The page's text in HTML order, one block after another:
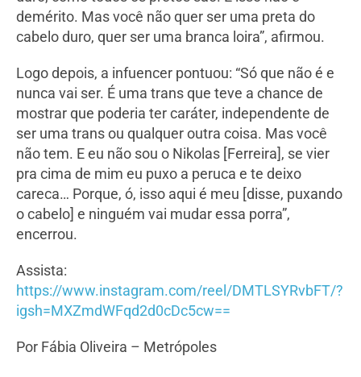
demérito. Mas você não quer ser uma preta do
cabelo duro, quer ser uma branca loira”, afirmou.
Logo depois, a infuencer pontuou: “Só que não é e
nunca vai ser. É uma trans que teve a chance de
mostrar que poderia ter caráter, independente de
ser uma trans ou qualquer outra coisa. Mas você
não tem. E eu não sou o Nikolas [Ferreira], se vier
pra cima de mim eu puxo a peruca e te deixo
careca… Porque, ó, isso aqui é meu [disse, puxando
o cabelo] e ninguém vai mudar essa porra”,
encerrou.
Assista:
https://www.instagram.com/reel/DMTLSYRvbFT/?
igsh=MXZmdWFqd2d0cDc5cw==
Por Fábia Oliveira – Metrópoles